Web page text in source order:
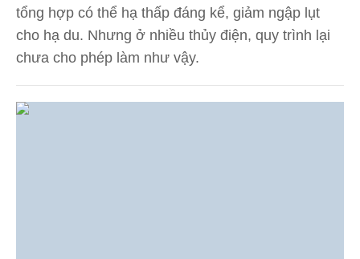
tổng hợp có thể hạ thấp đáng kể, giảm ngập lụt
cho hạ du. Nhưng ở nhiều thủy điện, quy trình lại
chưa cho phép làm như vậy.